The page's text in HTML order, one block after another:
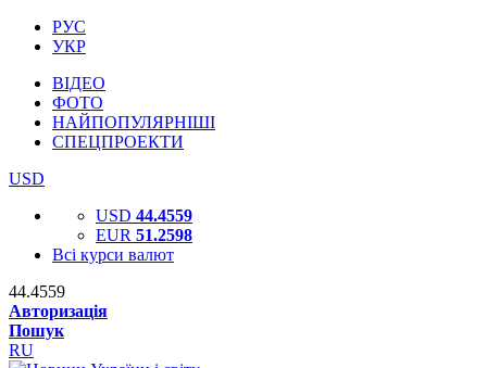
РУС
УКР
ВІДЕО
ФОТО
НАЙПОПУЛЯРНІШІ
СПЕЦПРОЕКТИ
USD
USD 44.4559
EUR 51.2598
Всі курси валют
44.4559
Авторизація
Пошук
RU